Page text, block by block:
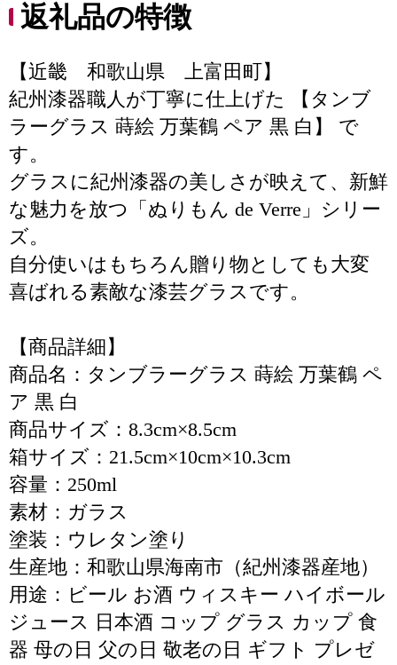
返礼品の特徴
【近畿 和歌山県 上富田町】
紀州漆器職人が丁寧に仕上げた 【タンブ
ラーグラス 蒔絵 万葉鶴 ペア 黒 白】 で
す。
グラスに紀州漆器の美しさが映えて、新鮮
な魅力を放つ「ぬりもん de Verre」シリー
ズ。
自分使いはもちろん贈り物としても大変
喜ばれる素敵な漆芸グラスです。
【商品詳細】
商品名：タンブラーグラス 蒔絵 万葉鶴 ペ
ア 黒 白
商品サイズ：8.3cm×8.5cm
箱サイズ：21.5cm×10cm×10.3cm
容量：250ml
素材：ガラス
塗装：ウレタン塗り
生産地：和歌山県海南市（紀州漆器産地）
用途：ビール お酒 ウィスキー ハイボール
ジュース 日本酒 コップ グラス カップ 食
器 母の日 父の日 敬老の日 ギフト プレゼ